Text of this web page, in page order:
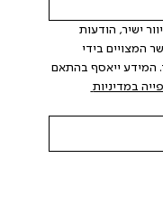
אני מאשר/ת ומסכימ/ה לקבלת דיוור ישיר, הודעות
החברה ובכלל זה דוא"ל SMS ועוד. המידע ייאסף בהתאם
צפייה במדיניות